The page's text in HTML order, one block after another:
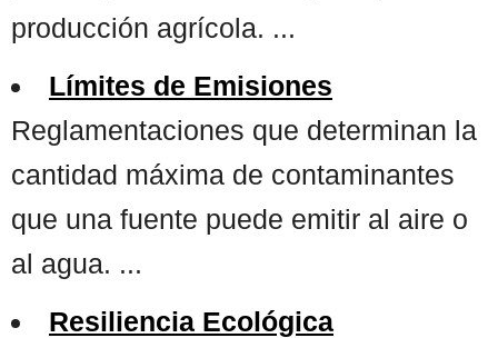
producción agrícola. ...
Límites de Emisiones
Reglamentaciones que determinan la
cantidad máxima de contaminantes
que una fuente puede emitir al aire o
al agua. ...
Resiliencia Ecológica